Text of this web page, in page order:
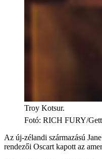
Troy Kotsur.
Fotó: RICH FURY/
Az új-zélandi származású
rendezői Oscart kapott az